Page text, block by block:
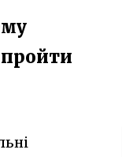
пройти